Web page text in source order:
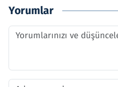
Yorumlar